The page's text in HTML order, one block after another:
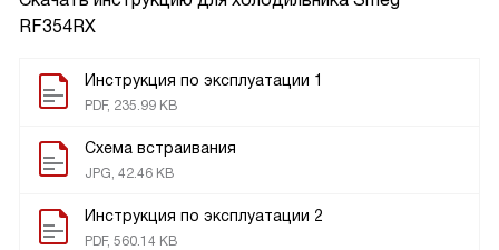
RF354RX
Инструкция по эксплуатации 1
PDF, 235.99 KB
Схема встраивания
JPG, 42.46 KB
Инструкция по эксплуатации 2
PDF, 560.14 KB